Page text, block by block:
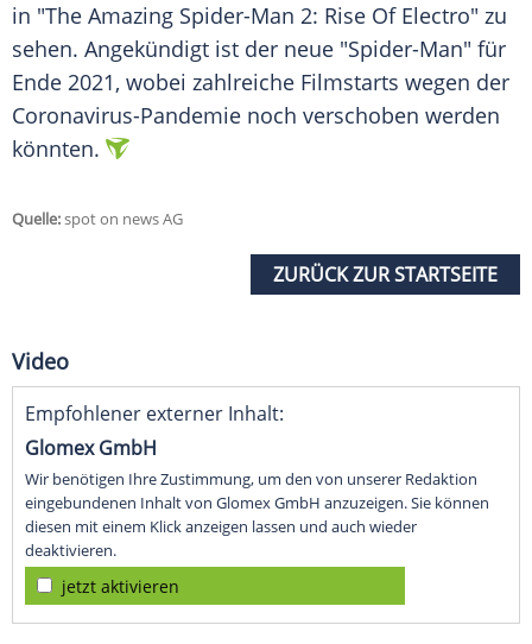
in "The Amazing Spider-Man 2: Rise Of Electro" zu
sehen. Angekündigt ist der neue "Spider-Man" für
Ende 2021, wobei zahlreiche Filmstarts wegen der
Coronavirus-Pandemie noch verschoben werden
könnten.
Quelle:spot on news AG
ZURÜCK ZUR STARTSEITE
Video
Empfohlener externer Inhalt:
Glomex GmbH
Wir benötigen Ihre Zustimmung, um den von unserer Redaktion
eingebundenen Inhalt von Glomex GmbH anzuzeigen. Sie können
diesen mit einem Klick anzeigen lassen und auch wieder
deaktivieren.
jetzt aktivieren